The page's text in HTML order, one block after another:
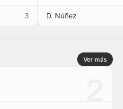
3 D. Núñez
Ver más